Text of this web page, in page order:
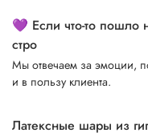
💜 Если что-то пошло
стро
Мы отвечаем за эмоции,
и в пользу клиента.
Латексные шары из